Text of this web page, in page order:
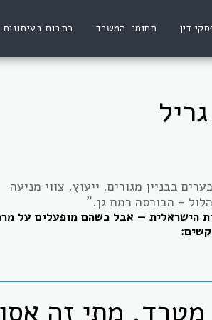
דין תחומי המשרד כתבות בעיתונות
בבניין מגורים. ייעוץ, צווי מניעה
– הבורסה רמת גן."
הישראלית — אבל כשהם מופעלים על
מתי זה